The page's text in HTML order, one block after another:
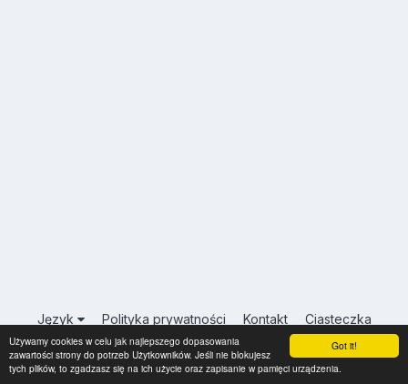
Got it!
Używamy cookies w celu jak najlepszego dopasowania
zawartości strony do potrzeb Użytkowników. Jeśli nie blokujesz
tych plików, to zgadzasz się na ich użycie oraz zapisanie w pamięci urządzenia.
Język Polityka prywatności Kontakt Ciasteczka
USA.INFO.PL
Powered by Invision Community